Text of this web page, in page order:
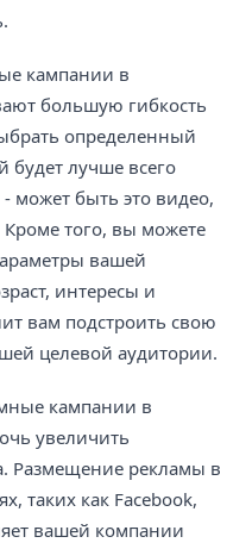
кампании в
большую гибкость
определенный
будет лучше всего
может быть это видео,
Кроме того, вы можете
вашей
интересы и
вам подстроить свою
целевой аудитории.
кампании в
увеличить
Размещение рекламы в
таких как Facebook,
вашей компании